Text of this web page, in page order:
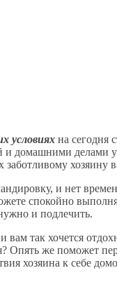
условиях на сегодня
и домашними
хозяину
и нет
спокойно
и подлечить.
так хочется
Опять же поможет
хозяина к себе